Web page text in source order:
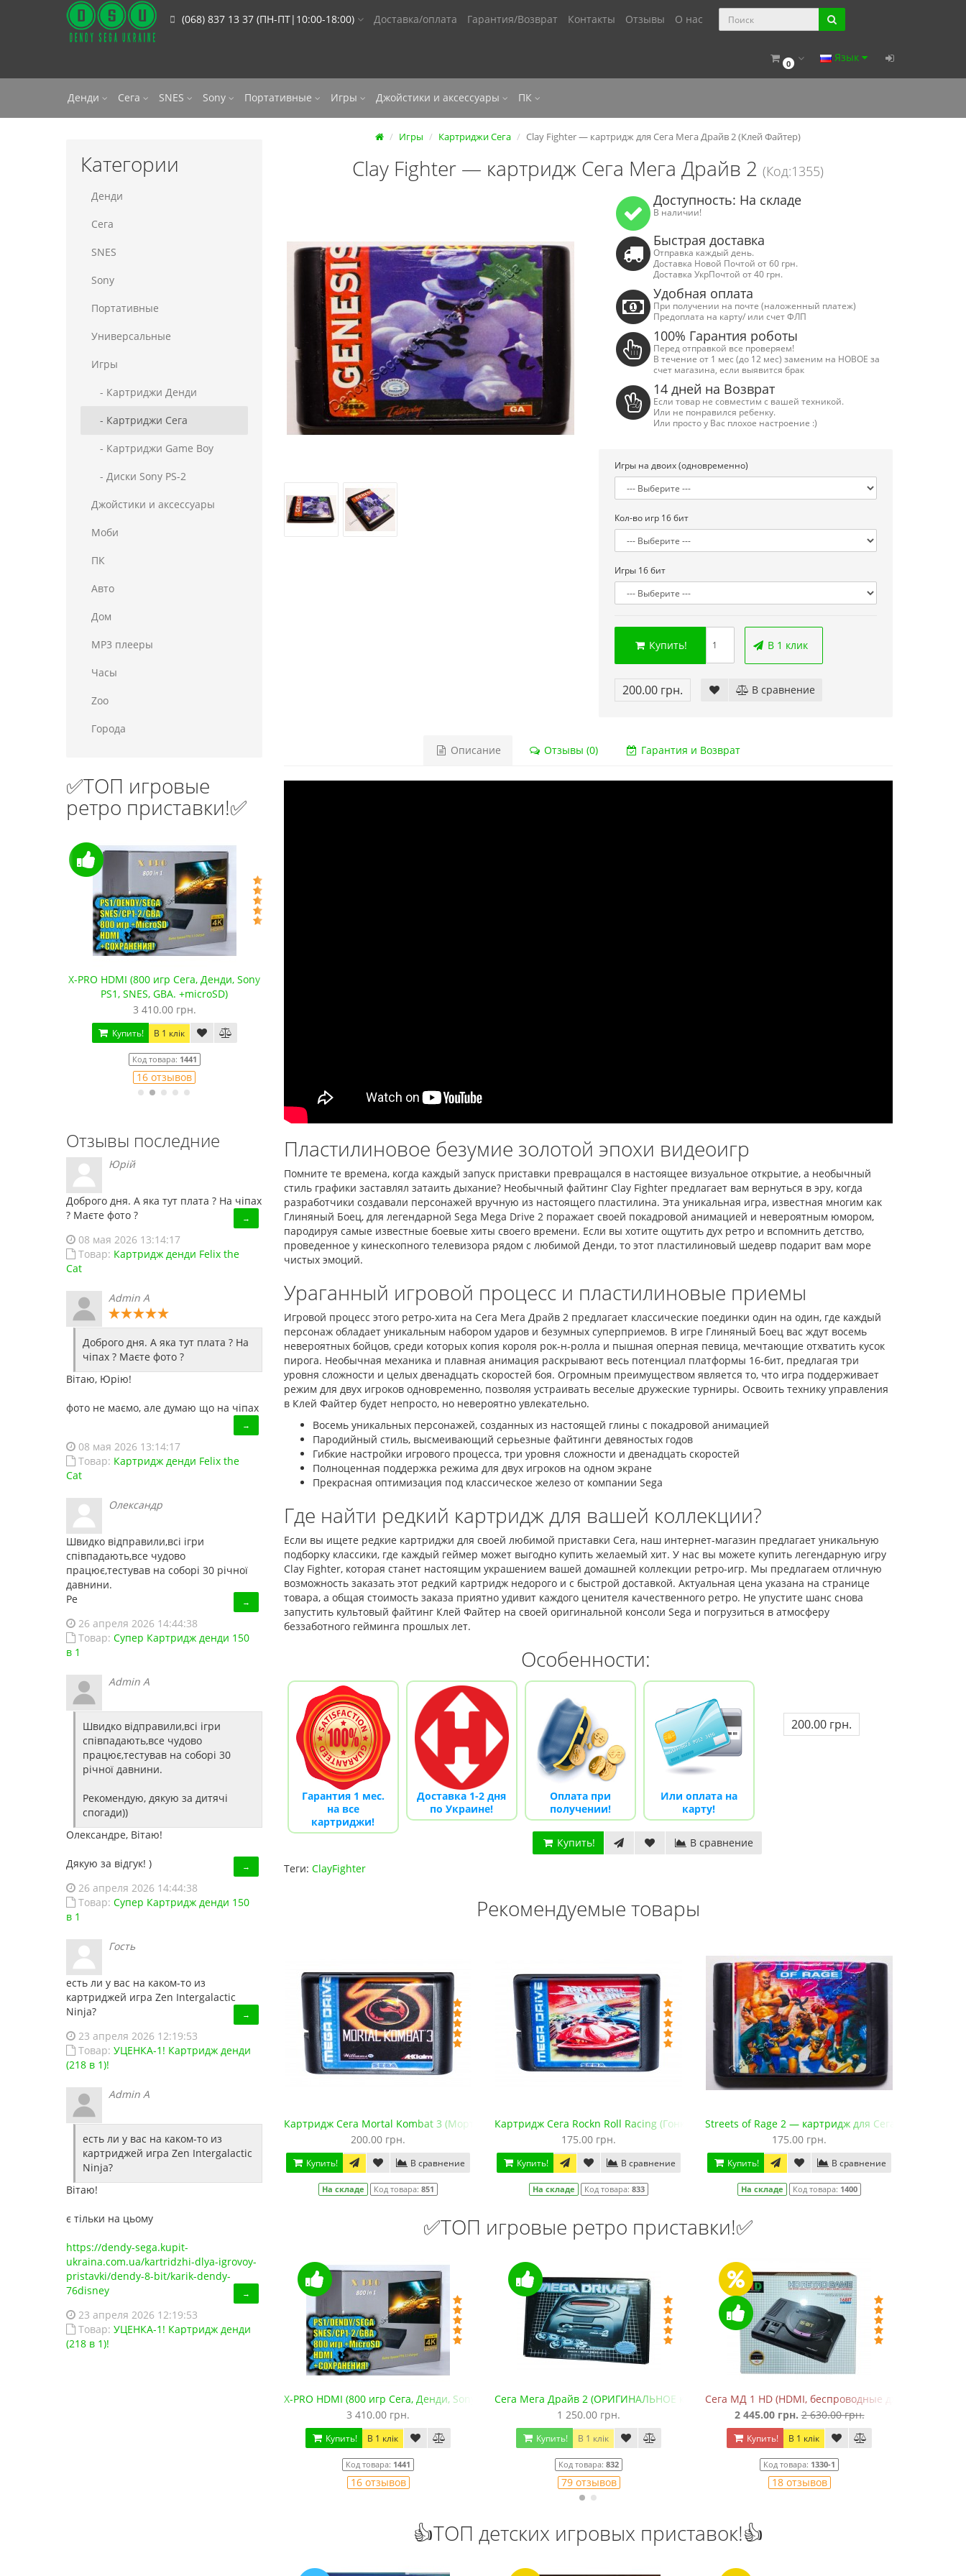
(068) 837 13 37 (ПН-ПТ|10:00-18:00) Доставка/оплата Гарантия/Возврат Контакты Отзывы О нас
0 Язык
Денди Сега SNES Sony Портативные Игры Джойстики и аксессуары ПК
Категории
Денди
Сега
SNES
Sony
Портативные
Универсальные
Игры
- Картриджи Денди
- Картриджи Сега
- Картриджи Game Boy
- Диски Sony PS-2
Джойстики и аксессуары
Моби
ПК
Авто
Дом
MP3 плееры
Часы
Zoo
Города
✅ТОП игровые
ретро приставки!✅
Денди, Sony
Сега Мега Драйв 2 (ОРИГИНАЛЬНОЕ
качество!)
1 250.00 грн.
Купить! В 1 клік
Код товара:
79 отзывов
Отзывы последние
Юрій
Доброго дня. А яка тут плата ? На чіпах
? Маєте фото ?
→
08 мая 2026 13:14:17
Товар: Картридж денди Felix the
Cat
Admin A
Доброго дня. А яка тут плата ? На
чіпах ? Маєте фото ?
Вітаю, Юрію!
фото не маємо, але думаю що на чіпах
→
08 мая 2026 13:14:17
Товар: Картридж денди Felix the
Cat
Олександр
Швидко відправили,всі ігри
співпадають,все чудово
працює,тестував на соборі 30 річної
давнини.
Ре
→
26 апреля 2026 14:44:38
Товар: Супер Картридж денди 150
в 1
Admin A
Швидко відправили,всі ігри
співпадають,все чудово
працює,тестував на соборі 30
річної давнини.
Рекомендую, дякую за дитячі
спогади))
Олександре, Вітаю!
Дякую за відгук! ) →
26 апреля 2026 14:44:38
Товар: Супер Картридж денди 150
в 1
Гость
есть ли у вас на каком-то из
картриджей игра Zen Intergalactic
Ninja?
→
23 апреля 2026 12:19:53
Товар: УЦЕНКА-1! Картридж денди
(218 в 1)!
Admin A
есть ли у вас на каком-то из
картриджей игра Zen Intergalactic
Ninja?
Вітаю!
є тільки на цьому
https://dendy-sega.kupit-
ukraina.com.ua/kartridzhi-dlya-igrovoy-
pristavki/dendy-8-bit/karik-dendy-
76disney
→
23 апреля 2026 12:19:53
Товар: УЦЕНКА-1! Картридж денди
(218 в 1)!
Игры Картриджи Сега Clay Fighter — картридж для Сега Мега Драйв 2 (Клей Файтер)
Clay Fighter — картридж Сега Мега Драйв 2 (Код:1355)
Доступность: На складе
В наличии!
Быстрая доставка
Отправка каждый день.
Доставка Новой Почтой от 60 грн.
Доставка УкрПочтой от 40 грн.
Удобная оплата
При получении на почте (наложенный платеж)
Предоплата на карту/ или счет ФЛП
100% Гарантия роботы
Перед отправкой все проверяем!
В течение от 1 мес (до 12 мес) заменим на НОВОЕ за
счет магазина, если выявится брак
14 дней на Возврат
Если товар не совместим с вашей техникой.
Или не понравился ребенку.
Или просто у Вас плохое настроение :)
Игры на двоих (одновременно)
Кол-во игр 16 бит
Игры 16 бит
Купить! В 1 клик
200.00 грн. В сравнение
Описание Отзывы (0) Гарантия и Возврат
Пластилиновое безумие золотой эпохи видеоигр
Помните те времена, когда каждый запуск приставки превращался в настоящее визуальное открытие, а необычный
стиль графики заставлял затаить дыхание? Необычный файтинг Clay Fighter предлагает вам вернуться в эру, когда
разработчики создавали персонажей вручную из настоящего пластилина. Эта уникальная игра, известная многим как
Глиняный Боец, для легендарной Sega Mega Drive 2 поражает своей покадровой анимацией и невероятным юмором,
пародируя самые известные боевые хиты своего времени. Если вы хотите ощутить дух ретро и вспомнить детство,
проведенное у кинескопного телевизора рядом с любимой Денди, то этот пластилиновый шедевр подарит вам море
чистых эмоций.
Ураганный игровой процесс и пластилиновые приемы
Игровой процесс этого ретро-хита на Сега Мега Драйв 2 предлагает классические поединки один на один, где каждый
персонаж обладает уникальным набором ударов и безумных суперприемов. В игре Глиняный Боец вас ждут восемь
невероятных бойцов, среди которых копия короля рок-н-ролла и пышная оперная певица, мечтающие отхватить кусок
пирога. Необычная механика и плавная анимация раскрывают весь потенциал платформы 16-бит, предлагая три
уровня сложности и целых двенадцать скоростей боя. Огромным преимуществом является то, что игра поддерживает
режим для двух игроков одновременно, позволяя устраивать веселые дружеские турниры. Освоить технику управления
в Клей Файтер будет непросто, но невероятно увлекательно.
Восемь уникальных персонажей, созданных из настоящей глины с покадровой анимацией
Пародийный стиль, высмеивающий серьезные файтинги девяностых годов
Гибкие настройки игрового процесса, три уровня сложности и двенадцать скоростей
Полноценная поддержка режима для двух игроков на одном экране
Прекрасная оптимизация под классическое железо от компании Sega
Где найти редкий картридж для вашей коллекции?
Если вы ищете редкие картриджи для своей любимой приставки Сега, наш интернет-магазин предлагает уникальную
подборку классики, где каждый геймер может выгодно купить желаемый хит. У нас вы можете купить легендарную игру
Clay Fighter, которая станет настоящим украшением вашей домашней коллекции ретро-игр. Мы предлагаем отличную
возможность заказать этот редкий картридж недорого и с быстрой доставкой. Актуальная цена указана на странице
товара, а общая стоимость заказа приятно удивит каждого ценителя качественного ретро. Не упустите шанс снова
запустить культовый файтинг Клей Файтер на своей оригинальной консоли Sega и погрузиться в атмосферу
беззаботного гейминга прошлых лет.
Особенности:
Гарантия 1 мес.
на все
картриджи!
Доставка 1-2 дня
по Украине!
Оплата при
получении!
Или оплата на
карту!
200.00 грн.
Купить!
В сравнение
Теги: ClayFighter
Рекомендуемые товары
Картридж Сега Mortal Kombat 3 (Мортал Комбат-3)
200.00 грн.
Купить! В сравнение
На складе Код товара: 851
Картридж Сега Rockn Roll Racing (Гонки под рокнролл)
175.00 грн.
Купить! В сравнение
На складе Код товара: 833
Streets of Rage 2 — картридж для Сега Мега Драйв
175.00 грн.
Купить! В сравнение
На складе Код товара: 1400
✅ТОП игровые ретро приставки!✅
X-PRO HDMI (800 игр Сега, Денди, Sony PS1, SNES, GBA. +microSD)Сега Мега Драйв 2 (ОРИГИНАЛЬНОЕ качество!)
Купить! В 1 клік
Сега МД 1 HD (HDMI, беспроводные джойстики)
2 445.00 грн.
Купить! В 1 клік
Денди TY PS-1 (+16 игр)
550.00 грн.
Купить! В 1 клік
👍ТОП детских игровых приставок!👍